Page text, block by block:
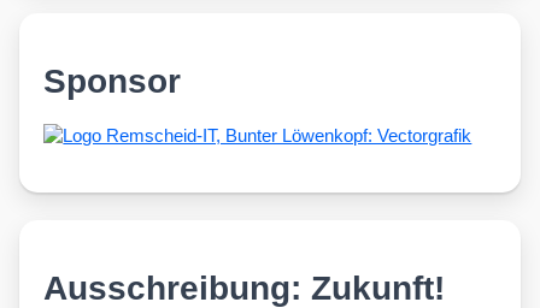
Sponsor
Ausschreibung: Zukunft!